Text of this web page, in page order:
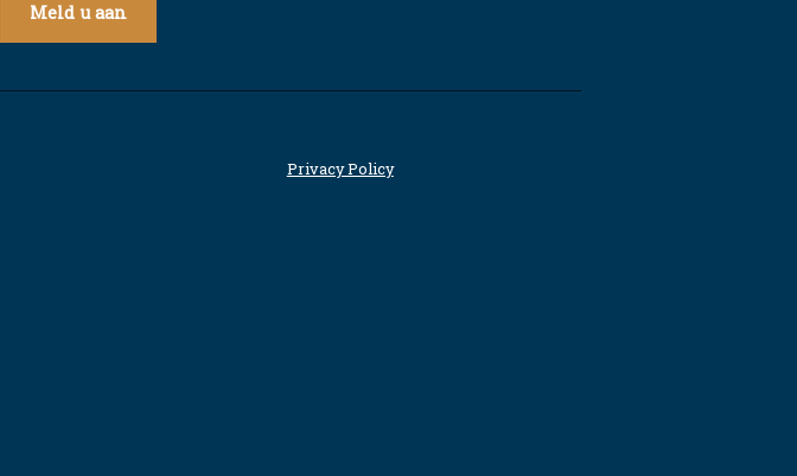
Meld u aan
Privacy Policy